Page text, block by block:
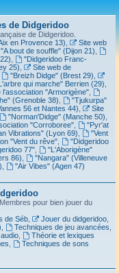
de Didgeridoo
de Didgeridoo.
en Provence 13)
Site web
"A bout de souffle" (Dijon 21)
"Didgeridoo Franc-
25)
Site web de
"Breizh Didge" (Brest 29)
qui marche" Berrien (29)
l'association "Armorigène",
(Grenoble 38)
"Tjukurpa"
56 et Nantes 44)
Site
"Norman'Didge" (Manche 50)
"Corroboree",
"Pyr'at
Vibrations" (Lyon 69)
"Vent
"Vent du rêve",
"Didgeridoo
77",
"L'Aborigène"
86)
"Nangara" (Villeneuve
"Air Vibes" (Agen 47)
pour bien jouer du
de Séb, Jouer du didgeridoo,
Techniques de jeu avancées
,
Théorie et lexiques
Techniques de sons